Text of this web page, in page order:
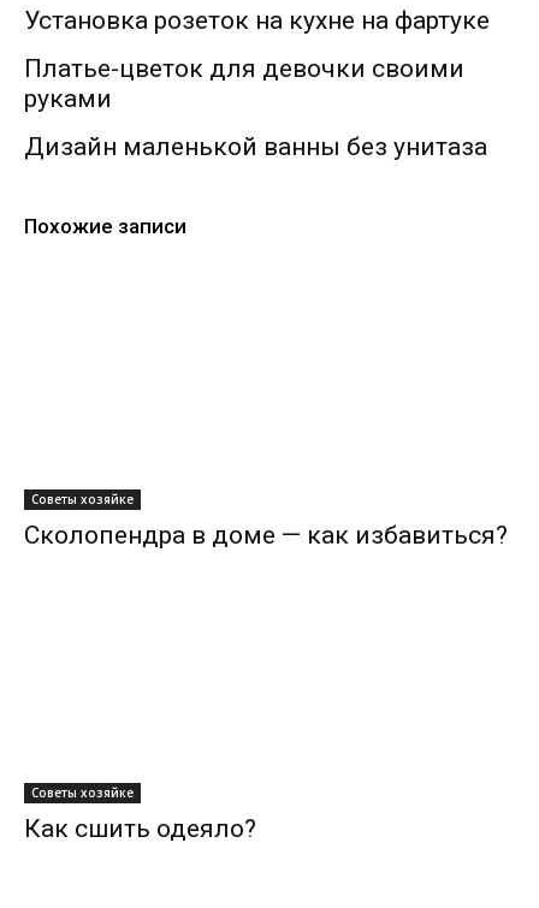
Установка розеток на кухне на фартуке
Платье-цветок для девочки своими
руками
Дизайн маленькой ванны без унитаза
Похожие записи
Советы хозяйке
Сколопендра в доме — как избавиться?
Советы хозяйке
Как сшить одеяло?